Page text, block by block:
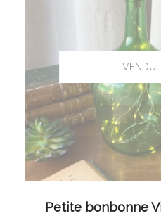
LIRE LA
Petite bonbonne